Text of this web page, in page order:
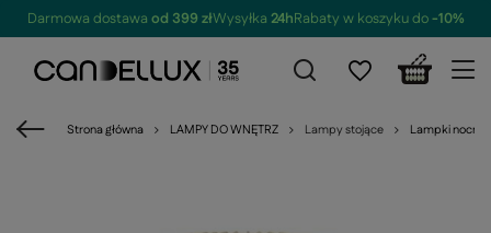
Darmowa dostawa od 399 złWysyłka 24hRabaty w koszyku do-10%
Strona główna LAMPY DO WNĘTRZ Lampy stojące Lampki nocne